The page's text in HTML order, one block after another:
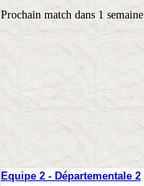
Prochain match dans 1
Equipe 2 - Départementale 2